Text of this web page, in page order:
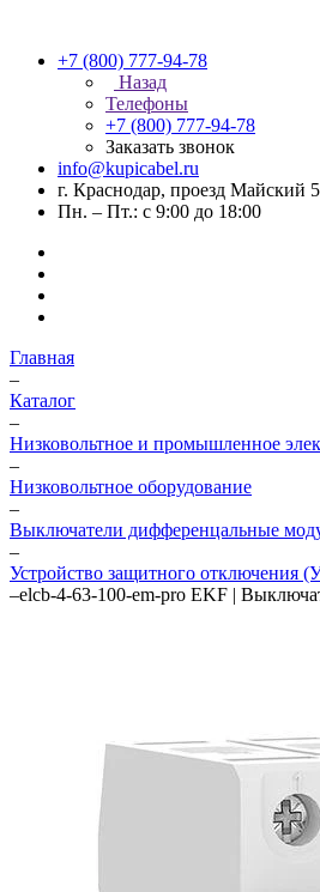
+7 (800) 777-94-78
Назад
Телефоны
+7 (800) 777-94-78
Заказать звонок
info@kupicabel.ru
г. Краснодар, проезд Майский 5
Пн. – Пт.: с 9:00 до 18:00
Главная
–
Каталог
–
Низковольтное и промышленное
–
Низковольтное оборудование
–
Выключатели дифференцальные
–
Устройство защитного отключения
–elcb-4-63-100-em-pro EKF |